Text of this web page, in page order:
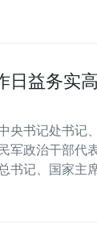
日益务实
央书记处书记
军政治干部代
书记、国家主